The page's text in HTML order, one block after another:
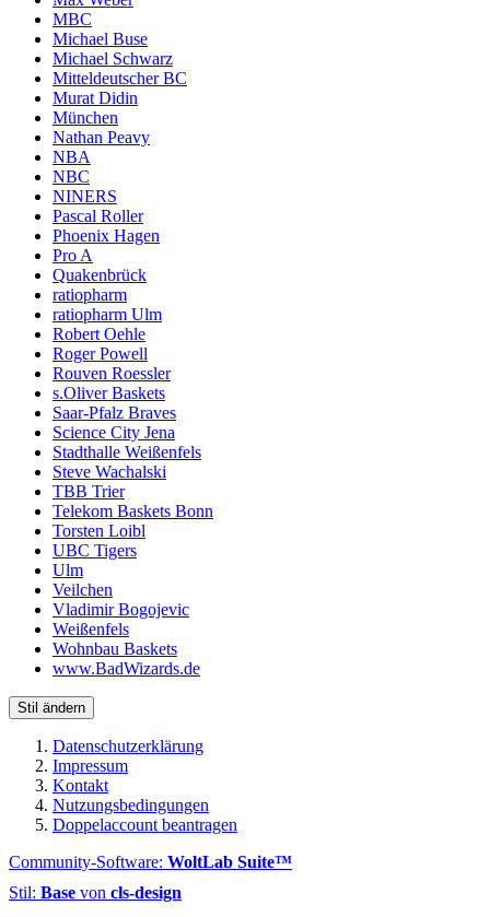
MBC
Michael Buse
Michael Schwarz
Mitteldeutscher BC
Murat Didin
München
Nathan Peavy
NBA
NBC
NINERS
Pascal Roller
Phoenix Hagen
Pro A
Quakenbrück
ratiopharm
ratiopharm Ulm
Robert Oehle
Roger Powell
Rouven Roessler
s.Oliver Baskets
Saar-Pfalz Braves
Science City Jena
Stadthalle Weißenfels
Steve Wachalski
TBB Trier
Telekom Baskets Bonn
Torsten Loibl
UBC Tigers
Ulm
Veilchen
Vladimir Bogojevic
Weißenfels
Wohnbau Baskets
www.BadWizards.de
Stil ändern
Datenschutzerklärung
Impressum
Kontakt
Nutzungsbedingungen
Doppelaccount beantragen
Community-Software: WoltLab Suite™
Stil: Base von cls-design